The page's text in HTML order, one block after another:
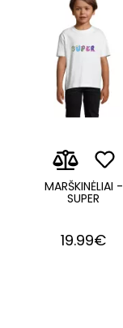
MARŠKINĖLIAI -
SUPER
19.99€